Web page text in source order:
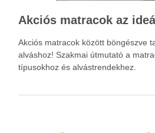
Akciós matracok között böngészve
alváshoz! Szakmai útmutató a
típusokhoz és alvástrendekhez.